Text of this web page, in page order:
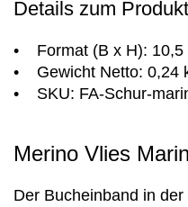
Details zum Produkt
• Format (B x H): 10,5
• Gewicht Netto: 0,24
• SKU: FA-Schur-
Merino Vlies
Der Bucheinband in